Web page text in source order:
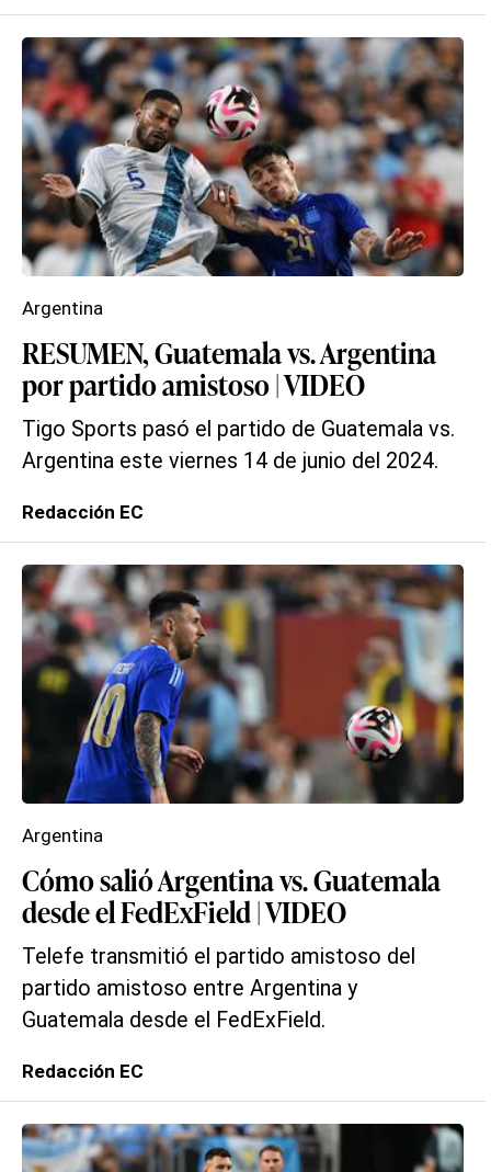
RESUMEN, Guatemala vs. Argentina
por partido amistoso | VIDEO
Tigo Sports pasó el partido de Guatemala vs.
Argentina este viernes 14 de junio del 2024.
Argentina
Redacción EC
Cómo salió Argentina vs. Guatemala
desde el FedExField | VIDEO
Telefe transmitió el partido amistoso del
partido amistoso entre Argentina y
Guatemala desde el FedExField.
Argentina
Redacción EC